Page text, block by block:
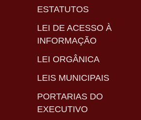
ESTATUTOS
LEI DE ACESSO À
INFORMAÇÃO
LEI ORGÂNICA
LEIS MUNICIPAIS
PORTARIAS DO
EXECUTIVO